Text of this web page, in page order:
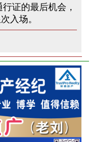
证的最后机会，
入场。